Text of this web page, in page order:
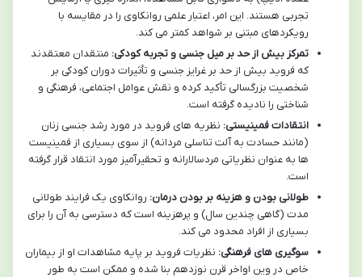
تجربی هستند. این امر، اعتبار علمی روانکاوی را در مقایسه با
رویکردهای مبتنی بر شواهد کمتر می کند.
تمرکز بیش از حد بر میل جنسی و تجربه کودکی: منتقدان معتقدند
که فروید بیش از حد بر غرایز جنسی و تأثیرات دوران کودکی بر
شخصیت بزرگسالی تأکید کرده و نقش عوامل اجتماعی، فرهنگی و
شناختی را نادیده گرفته است.
انتقادات فمینیستی: نظریه های فروید در مورد رشد جنسی زنان
(مانند حسادت به آلت تناسلی مردانه) از سوی بسیاری از فمینیست
ها به عنوان نظریاتی مردسالارانه و تحقیرآمیز مورد انتقاد قرار گرفته
است.
طولانی بودن و هزینه بر بودن درمان: روانکاوی یک فرایند طولانی
مدت (گاهی چندین سال) و پرهزینه است که دسترسی به آن را برای
بسیاری از افراد محدود می کند.
سوگیری های فرهنگی: نظریات فروید بر پایه مشاهدات او از بیماران
خاص در وین اواخر قرن نوزدهم بنا شده و ممکن است به طور